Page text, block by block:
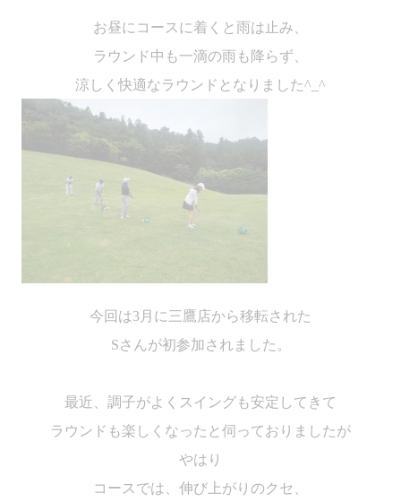
お昼にコースに着くと雨は止み、
ラウンド中も一滴の雨も降らず、
涼しく快適なラウンドとなりました^_^
今回は3 月に三鷹店から移転された
Sさんが初参加されました。
最近、調子がよくスイングも安定してきて
ラウンドも楽しくなったと伺っておりましたが
やはり
コースでは、伸び上がりのクセ、